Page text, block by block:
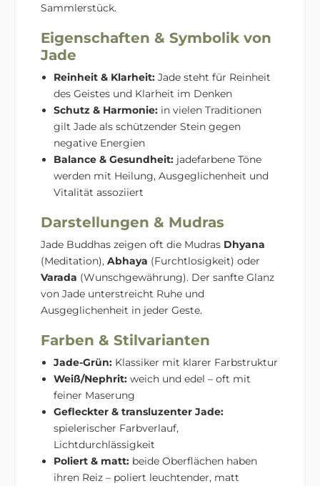
Sammlerstück.
Eigenschaften & Symbolik von
Jade
Reinheit & Klarheit: Jade steht für Reinheit
des Geistes und Klarheit im Denken
Schutz & Harmonie: in vielen Traditionen
gilt Jade als schützender Stein gegen
negative Energien
Balance & Gesundheit: jadefarbene Töne
werden mit Heilung, Ausgeglichenheit und
Vitalität assoziiert
Darstellungen & Mudras
Jade Buddhas zeigen oft die Mudras Dhyana
(Meditation), Abhaya (Furchtlosigkeit) oder
Varada (Wunschgewährung). Der sanfte Glanz
von Jade unterstreicht Ruhe und
Ausgeglichenheit in jeder Geste.
Farben & Stilvarianten
Jade-Grün: Klassiker mit klarer Farbstruktur
Weiß/Nephrit: weich und edel – oft mit
feiner Maserung
Gefleckter & transluzenter Jade:
spielerischer Farbverlauf,
Lichtdurchlässigkeit
Poliert & matt: beide Oberflächen haben
ihren Reiz – poliert leuchtender, matt